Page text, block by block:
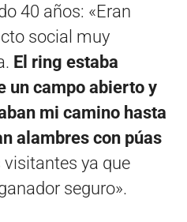
40 años: «Eran
social muy
El ring estaba
un campo abierto y
mi camino hasta
alambres con púas
ya que
seguro».